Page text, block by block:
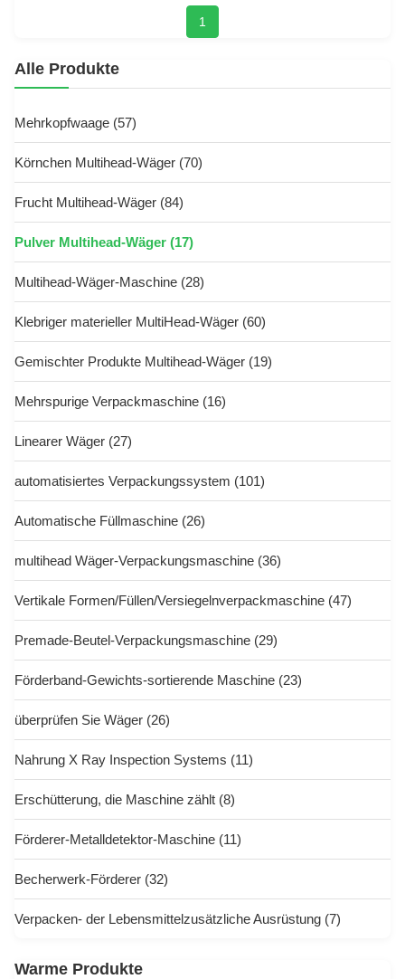
1
Alle Produkte
Mehrkopfwaage (57)
Körnchen Multihead-Wäger (70)
Frucht Multihead-Wäger (84)
Pulver Multihead-Wäger (17)
Multihead-Wäger-Maschine (28)
Klebriger materieller MultiHead-Wäger (60)
Gemischter Produkte Multihead-Wäger (19)
Mehrspurige Verpackmaschine (16)
Linearer Wäger (27)
automatisiertes Verpackungssystem (101)
Automatische Füllmaschine (26)
multihead Wäger-Verpackungsmaschine (36)
Vertikale Formen/Füllen/Versiegelnverpackmaschine (47)
Premade-Beutel-Verpackungsmaschine (29)
Förderband-Gewichts-sortierende Maschine (23)
überprüfen Sie Wäger (26)
Nahrung X Ray Inspection Systems (11)
Erschütterung, die Maschine zählt (8)
Förderer-Metalldetektor-Maschine (11)
Becherwerk-Förderer (32)
Verpacken- der Lebensmittelzusätzliche Ausrüstung (7)
Warme Produkte